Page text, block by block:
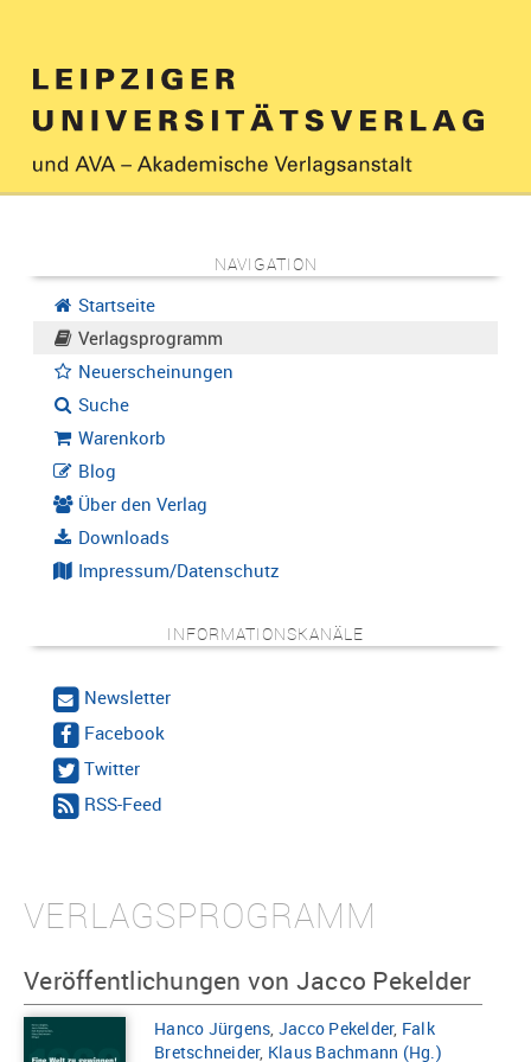
NAVIGATION
Startseite
Verlagsprogramm
Neuerscheinungen
Suche
Warenkorb
Blog
Über den Verlag
Downloads
Impressum/Datenschutz
INFORMATIONSKANÄLE
Newsletter
Facebook
Twitter
RSS-Feed
VERLAGSPROGRAMM
Veröffentlichungen von Jacco Pekelder
Hanco Jürgens, Jacco Pekelder, Falk
Bretschneider, Klaus Bachmann (Hg.)